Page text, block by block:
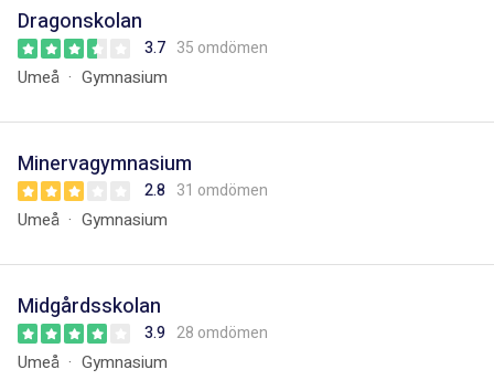
Dragonskolan
3.7 35 omdömen
Umeå Gymnasium
Minervagymnasium
2.8 31 omdömen
Umeå Gymnasium
Midgårdsskolan
3.9 28 omdömen
Umeå Gymnasium